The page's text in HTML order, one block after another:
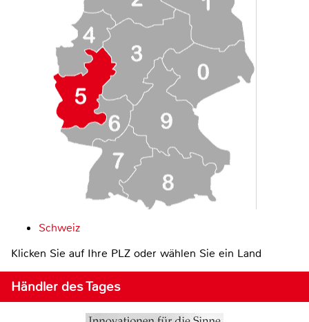
Schweiz
Klicken Sie auf Ihre PLZ oder wählen Sie ein Land
Händler des Tages